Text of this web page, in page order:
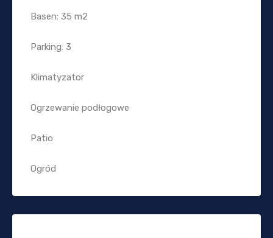
Basen: 35 m2
Parking: 3
Klimatyzator
Ogrzewanie podłogowe
Patio
Ogród